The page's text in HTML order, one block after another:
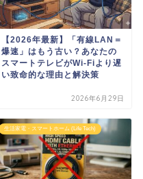
【2026年最新】「有線LAN＝
爆速」はもう古い？あなたの
スマートテレビがWi-Fiより遅
い致命的な理由と解決策
2026年6月29日
生活家電・スマートホーム (Life Tech)